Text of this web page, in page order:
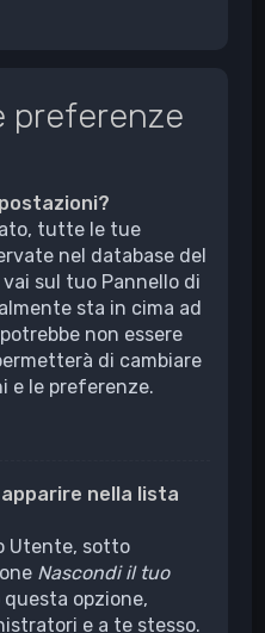
preferenze
tutte le tue
nel database del
sul tuo Pannello di
sta in cima ad
non essere
di cambiare
e le preferenze.
nella lista
Utente, sotto
Nascondi il tuo
opzione,
e a te stesso.